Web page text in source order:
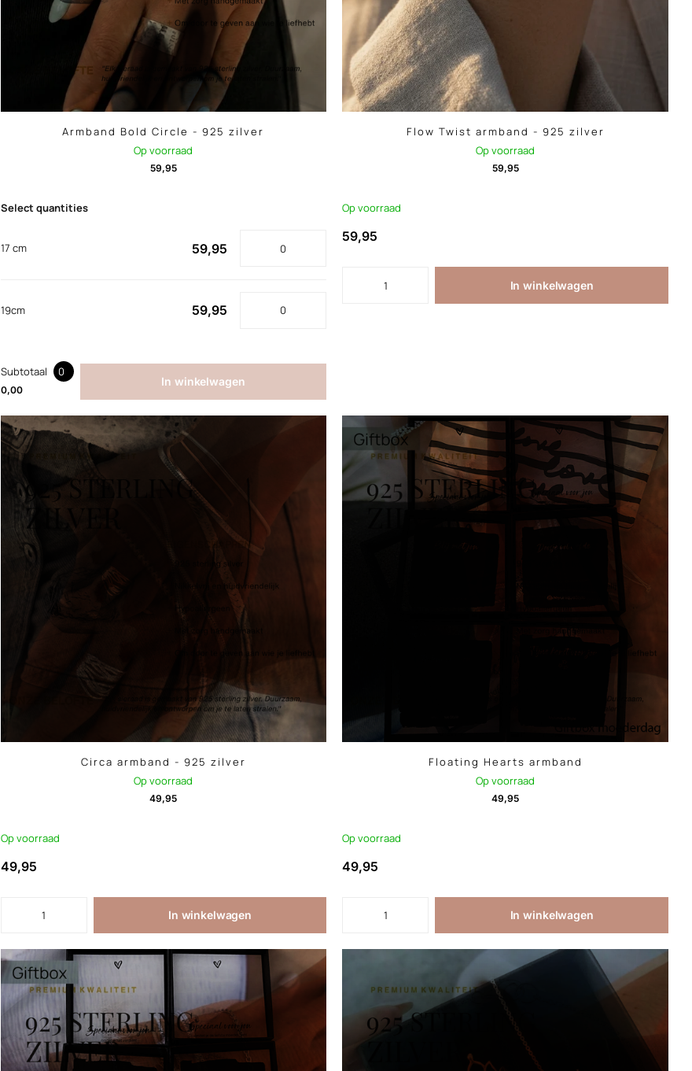
Armband Bold Circle - 925 zilver
Op voorraad
59,95
Select quantities
17 cm 59,95
19cm 59,95
Subtotaal 0
0,00
In winkelwagen
Flow Twist armband - 925 zilver
Op voorraad
59,95
Op voorraad
59,95
In winkelwagen
Circa armband - 925 zilver
Op voorraad
49,95
Op voorraad
49,95
In winkelwagen
Floating Hearts armband
Op voorraad
49,95
Op voorraad
49,95
In winkelwagen